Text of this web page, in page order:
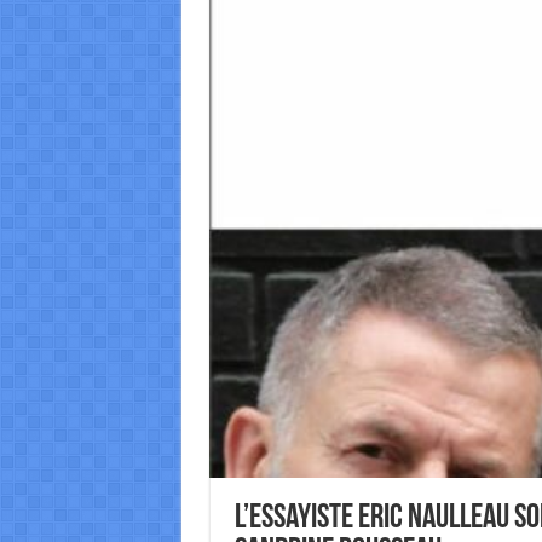
L’essayiste Eric Naulleau